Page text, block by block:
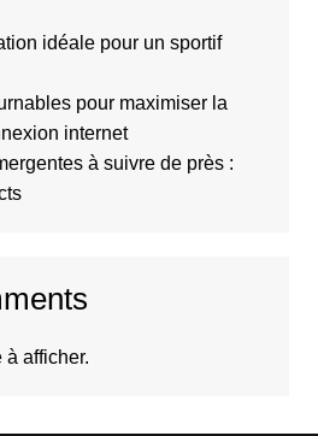
idéale pour un sportif
pour maximiser la
internet
à suivre de près :
afficher.